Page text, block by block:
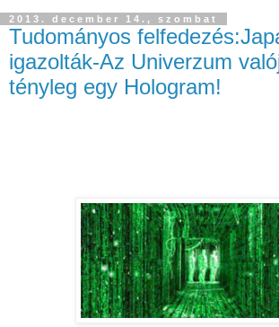
2013. december 14., szombat
Tudományos
igazolták-Az Univerzum
tényleg egy Hologram!